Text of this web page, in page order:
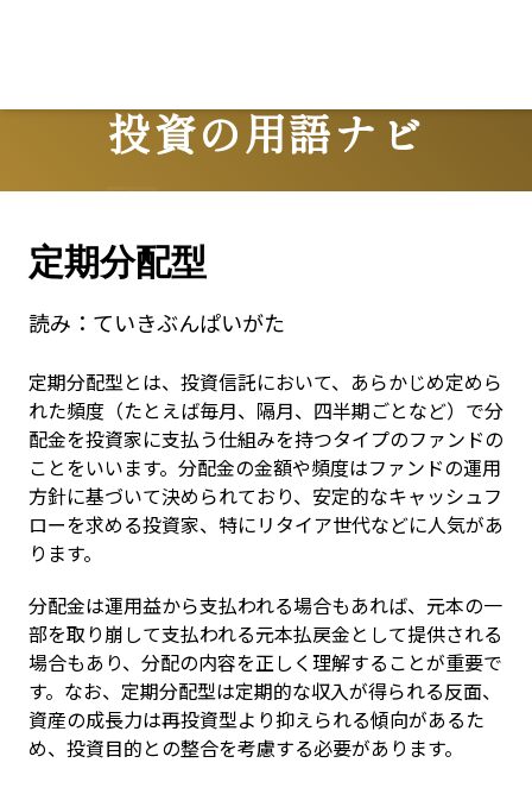
投資の用語ナビ
Terms
定期分配型
読み： ていきぶんぱいがた
定期分配型とは、投資信託において、あらかじめ定めら
れた頻度（たとえば毎月、隔月、四半期ごとなど）で分
配金を投資家に支払う仕組みを持つタイプのファンドの
ことをいいます。分配金の金額や頻度はファンドの運用
方針に基づいて決められており、安定的なキャッシュフ
ローを求める投資家、特にリタイア世代などに人気があ
ります。
分配金は運用益から支払われる場合もあれば、元本の一
部を取り崩して支払われる元本払戻金として提供される
場合もあり、分配の内容を正しく理解することが重要で
す。なお、定期分配型は定期的な収入が得られる反面、
資産の成長力は再投資型より抑えられる傾向があるた
め、投資目的との整合を考慮する必要があります。